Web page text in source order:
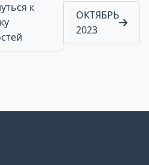
к
ОКТЯБРЬ
2023